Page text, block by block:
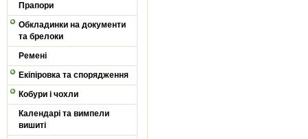
Прапори
Обкладинки на документи
та брелоки
Ремені
Екіпіровка та спорядження
Кобури і чохли
Календарі та вимпели
вишиті